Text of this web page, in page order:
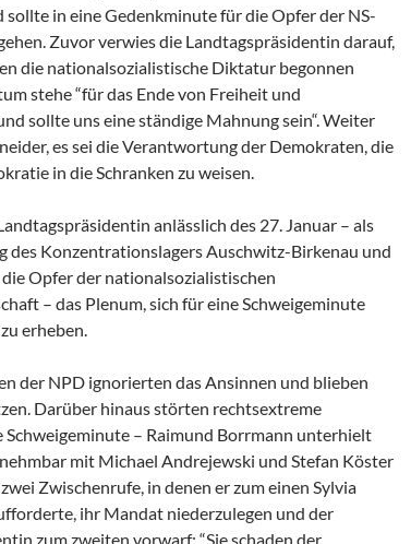
sollte in eine Gedenkminute für die Opfer der NS-
Zuvor verwies die Landtagspräsidentin darauf,
die nationalsozialistische Diktatur begonnen
stehe “für das Ende von Freiheit und
sollte uns eine ständige Mahnung sein“. Weiter
es sei die Verantwortung der Demokraten, die
in die Schranken zu weisen.
anlässlich des 27. Januar – als
des Konzentrationslagers Auschwitz-Birkenau und
die Opfer der nationalsozialistischen
– das Plenum, sich für eine Schweigeminute
erheben.
der NPD ignorierten das Ansinnen und blieben
Darüber hinaus störten rechtsextreme
Schweigeminute – Raimund Borrmann unterhielt
mit Michael Andrejewski und Stefan Köster
Zwischenrufe, in denen er zum einen Sylvia
ihr Mandat niederzulegen und der
zum zweiten vorwarf: “Sie schaden der